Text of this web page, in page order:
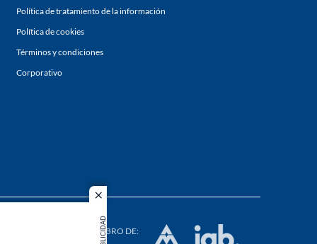
close
PUBLICIDAD
Política de tratamiento de la información
Política de cookies
Términos y condiciones
Corporativo
in
MIEMBRO DE: